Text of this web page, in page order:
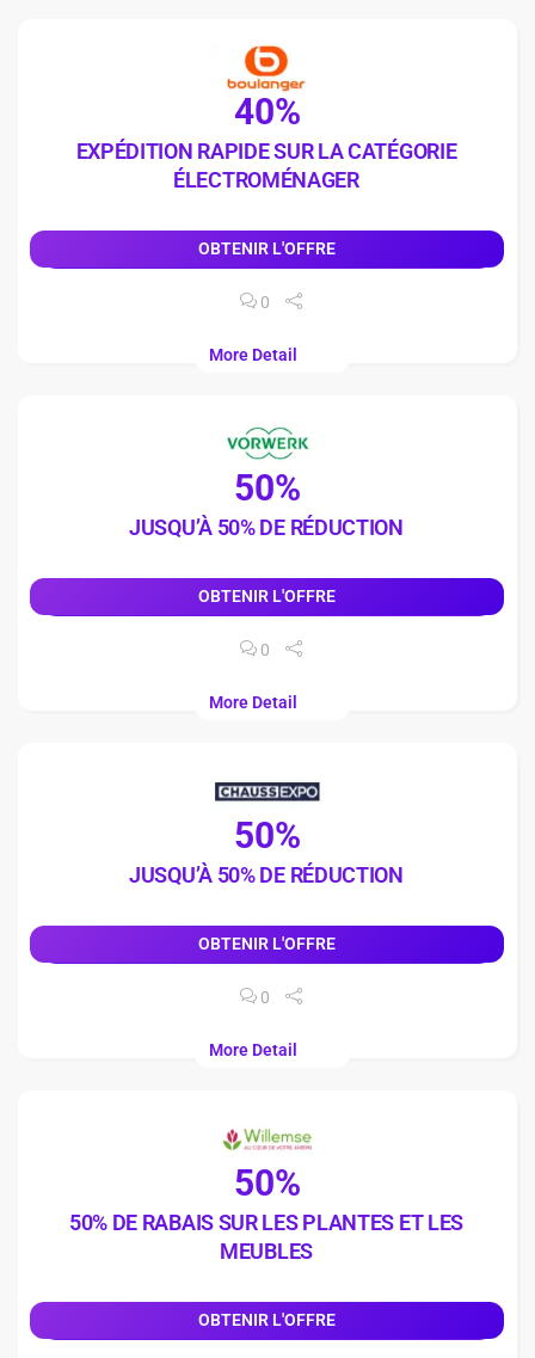
40%
EXPÉDITION RAPIDE SUR LA CATÉGORIE
ÉLECTROMÉNAGER
OBTENIR L'OFFRE
0
More Detail
50%
JUSQU’À 50% DE RÉDUCTION
OBTENIR L'OFFRE
0
More Detail
50%
JUSQU’À 50% DE RÉDUCTION
OBTENIR L'OFFRE
0
More Detail
50%
50% DE RABAIS SUR LES PLANTES ET LES
MEUBLES
OBTENIR L'OFFRE